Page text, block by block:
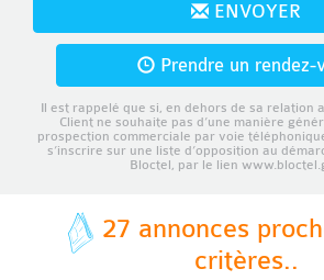
ENVOYER
Prendre un rendez-
Il est rappelé que si, en dehors de sa relation
Client ne souhaite pas d’une manière
prospection commerciale par voie
s’inscrire sur une liste d’opposition au
Bloctel, par le lien
27 annonces
critères..